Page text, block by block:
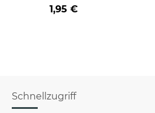
1,95 €
Schnellzugriff